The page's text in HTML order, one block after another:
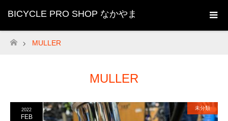
BICYCLE PRO SHOP なかやま
ホーム
MULLER
MULLER
2022
FEB
未分類